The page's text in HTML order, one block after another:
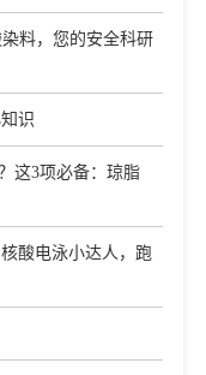
染料，您的安全科研
识
这3项必备：琼脂
酸电泳小达人，跑